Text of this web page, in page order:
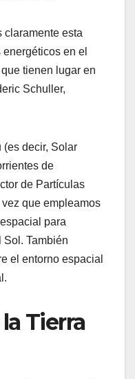
claramente esta
en el
tienen lugar en
Schuller,
(es decir, Solar
de
de Partículas
que empleamos
para
También
el entorno espacial
Tierra